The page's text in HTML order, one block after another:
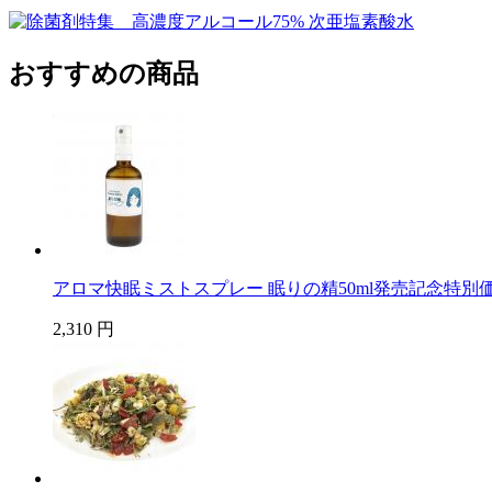
おすすめの商品
アロマ快眠ミストスプレー 眠りの精50ml発売記念特別
2,310 円